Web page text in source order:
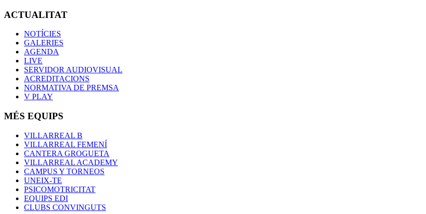
ACTUALITAT
NOTÍCIES
GALERIES
AGENDA
LIVE
SERVIDOR AUDIOVISUAL
ACREDITACIONS
NORMATIVA DE PREMSA
V PLAY
MÉS EQUIPS
VILLARREAL B
VILLARREAL FEMENÍ
CANTERA GROGUETA
VILLARREAL ACADEMY
CAMPUS Y TORNEOS
UNEIX-TE
PSICOMOTRICITAT
EQUIPS EDI
CLUBS CONVINGUTS